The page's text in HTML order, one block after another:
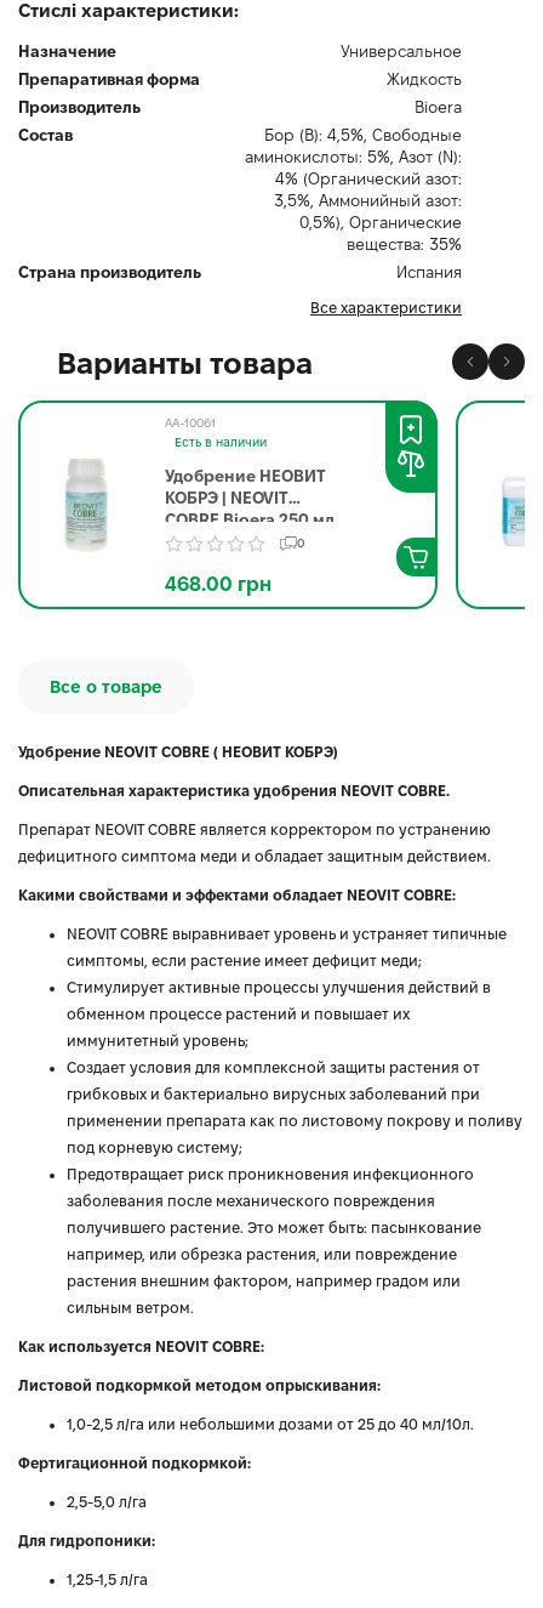
Стислі характеристики:
Назначение
Универсальное
Препаративная форма
Жидкость
Производитель
Bioerа
Состав
Бор (B): 4,5%, Свободные
аминокислоты: 5%, Азот (N):
4% (Органический азот:
3,5%, Аммонийный азот:
0,5%), Органические
вещества: 35%
Страна производитель
Испания
Все характеристики
Варианты товара
AA-10061
Есть в наличии
Удобрение НЕОВИТ
КОБРЭ | NEOVIT
COBRE Bioerа 250 мл
0
468.00 грн
Все о товаре
Удобрение NEOVIT COBRE ( НЕОВИТ КОБРЭ)
Описательная характеристика удобрения NEOVIT COBRE.
Препарат NEOVIT COBRE является корректором по устранению
дефицитного симптома меди и обладает защитным действием.
Какими свойствами и эффектами обладает NEOVIT COBRE:
NEOVIT COBRE выравнивает уровень и устраняет типичные
симптомы, если растение имеет дефицит меди;
Стимулирует активные процессы улучшения действий в
обменном процессе растений и повышает их
иммунитетный уровень;
Создает условия для комплексной защиты растения от
грибковых и бактериально вирусных заболеваний при
применении препарата как по листовому покрову и поливу
под корневую систему;
Предотвращает риск проникновения инфекционного
заболевания после механического повреждения
получившего растение. Это может быть: пасынкование
например, или обрезка растения, или повреждение
растения внешним фактором, например градом или
сильным ветром.
Как используется NEOVIT COBRE:
Листовой подкормкой методом опрыскивания:
1,0-2,5 л/га или небольшими дозами от 25 до 40 мл/10л.
Фертигационной подкормкой:
2,5-5,0 л/га
Для гидропоники:
1,25-1,5 л/га